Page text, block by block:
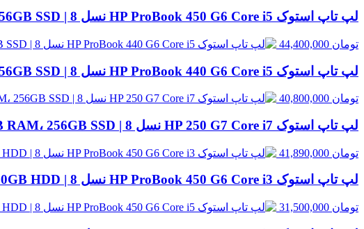
لپ تاپ استوک HP ProBook 450 G6 Core i5 نسل 8 | 8GB RAM، 256GB SSD
تومان
لپ تاپ استوک HP ProBook 440 G6 Core i5 نسل 8 | 8GB RAM، 256GB SSD
تومان
لپ تاپ استوک HP 250 G7 Core i7 نسل 8 | 8GB RAM، 256GB SSD
تومان
لپ تاپ استوک HP ProBook 450 G6 Core i3 نسل 8 | 8GB RAM، 500GB HDD
تومان